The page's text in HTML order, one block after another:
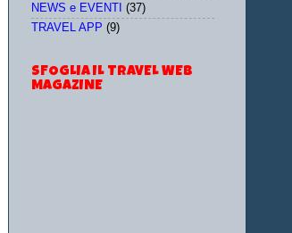
NEWS e EVENTI
(37)
TRAVEL APP (9)
SFOGLIA IL TRAVEL WEB
MAGAZINE